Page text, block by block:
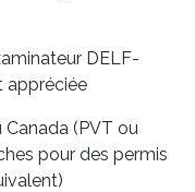
DELF-
appréciée
(PVT ou
pour des permis